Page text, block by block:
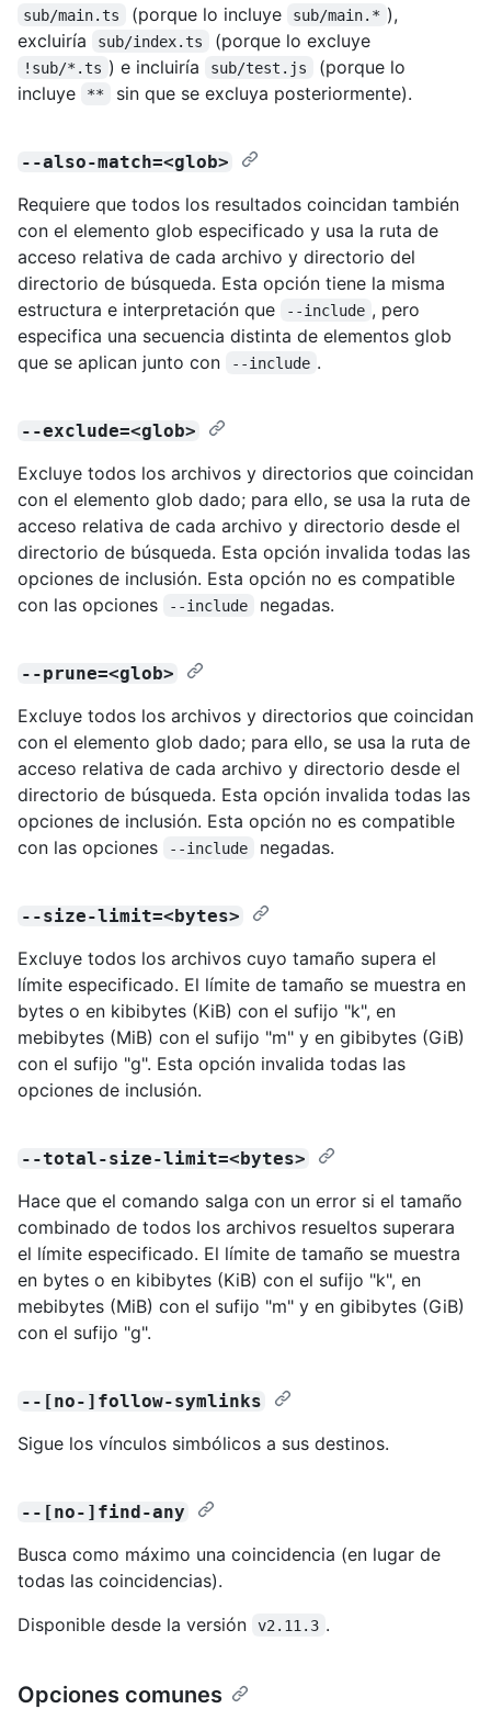
sub/main.ts (porque lo incluye sub/main.* ),
excluiría
sub/index.ts (porque lo excluye
!sub/*.ts ) e incluiría sub/test.js
(porque lo
incluye
** sin que se excluya posteriormente).
--also-match=<glob>
Requiere que todos los resultados coincidan también
con el elemento glob especificado y usa la ruta de
acceso relativa de cada archivo y directorio del
directorio de búsqueda. Esta opción tiene la misma
estructura e interpretación que
--include , pero
especifica una secuencia distinta de elementos glob
que se aplican junto con
--include .
--exclude=<glob>
Excluye todos los archivos y directorios que coincidan
con el elemento glob dado; para ello, se usa la ruta de
acceso relativa de cada archivo y directorio desde el
directorio de búsqueda. Esta opción invalida todas las
opciones de inclusión. Esta opción no es compatible
con las opciones
--include negadas.
--prune=<glob>
Excluye todos los archivos y directorios que coincidan
con el elemento glob dado; para ello, se usa la ruta de
acceso relativa de cada archivo y directorio desde el
directorio de búsqueda. Esta opción invalida todas las
opciones de inclusión. Esta opción no es compatible
con las opciones
--include negadas.
--size-limit=<bytes>
Excluye todos los archivos cuyo tamaño supera el
límite especificado. El límite de tamaño se muestra en
bytes o en kibibytes (KiB) con el sufijo "k", en
mebibytes (MiB) con el sufijo "m" y en gibibytes (GiB)
con el sufijo "g". Esta opción invalida todas las
opciones de inclusión.
--total-size-limit=<bytes>
Hace que el comando salga con un error si el tamaño
combinado de todos los archivos resueltos superara
el límite especificado. El límite de tamaño se muestra
en bytes o en kibibytes (KiB) con el sufijo "k", en
mebibytes (MiB) con el sufijo "m" y en gibibytes (GiB)
con el sufijo "g".
--[no-]follow-symlinks
Sigue los vínculos simbólicos a sus destinos.
--[no-]find-any
Busca como máximo una coincidencia (en lugar de
todas las coincidencias).
Disponible desde la versión
v2.11.3 .
Opciones comunes